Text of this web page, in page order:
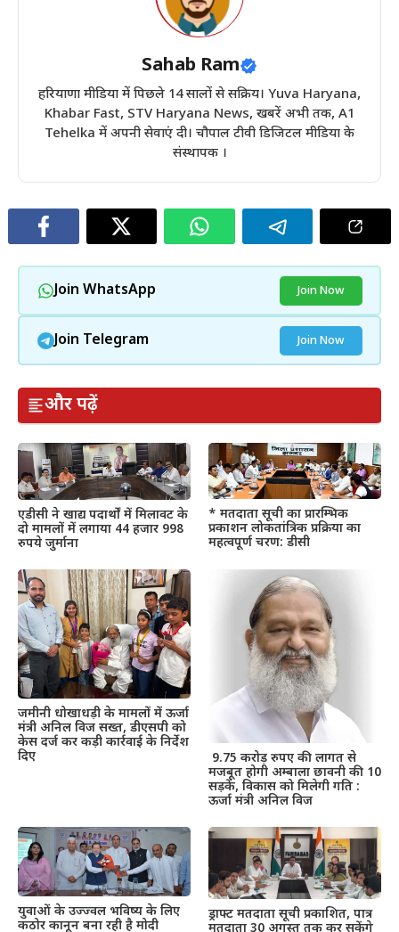
Sahab Ram
हरियाणा मीडिया में पिछले 14 सालों से सक्रिय। Yuva Haryana,
Khabar Fast, STV Haryana News, खबरें अभी तक, A1
Tehelka में अपनी सेवाएं दी। चौपाल टीवी डिजिटल मीडिया के
संस्थापक ।
Join WhatsApp Join Now
Join Telegram Join Now
और पढ़ें
एडीसी ने खाद्य पदार्थों में मिलावट के
दो मामलों में लगाया 44 हजार 998
रुपये जुर्माना
* मतदाता सूची का प्रारम्भिक
प्रकाशन लोकतांत्रिक प्रक्रिया का
महत्वपूर्ण चरण: डीसी
जमीनी धोखाधड़ी के मामलों में ऊर्जा
मंत्री अनिल विज सख्त, डीएसपी को
केस दर्ज कर कड़ी कार्रवाई के निर्देश
दिए
9.75 करोड़ रुपए की लागत से
मजबूत होगी अम्बाला छावनी की 10
सड़कें, विकास को मिलेगी गति :
ऊर्जा मंत्री अनिल विज
युवाओं के उज्ज्वल भविष्य के लिए
कठोर कानून बना रही है मोदी
ड्राफ्ट मतदाता सूची प्रकाशित, पात्र